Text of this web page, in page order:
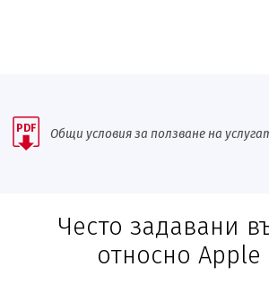
PDF Общи условия за ползване на
Често задавани
относно Apple